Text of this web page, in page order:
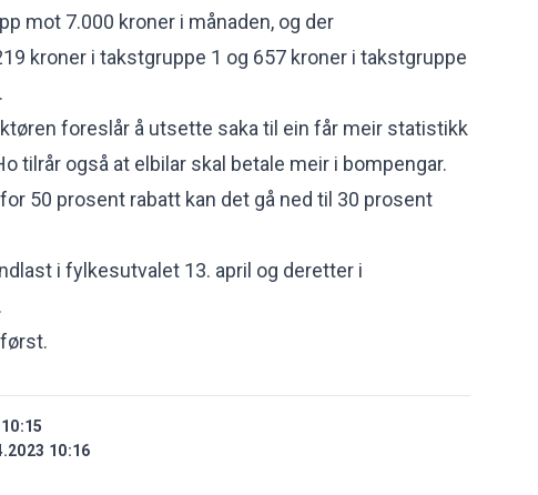
mot 7.000 kroner i månaden, og der
kroner i takstgruppe 1 og 657 kroner i takstgruppe
foreslår å utsette saka til ein får meir statistikk
tilrår også at elbilar skal betale meir i bompengar.
50 prosent rabatt kan det gå ned til 30 prosent
i fylkesutvalet 13. april og deretter i
10:16